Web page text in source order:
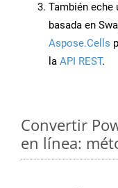
También eche
basada en
Aspose.Cells
la API REST.
Convertir
en línea: